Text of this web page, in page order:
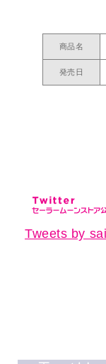
商品名
発売日
Tweets by